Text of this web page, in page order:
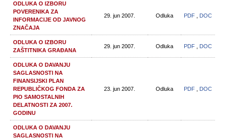
ODLUKA O IZBORU
POVERENIKA ZA
INFORMACIJE OD JAVNOG
ZNAČAJA
29. jun 2007. Odluka PDF DOC
ODLUKA O IZBORU
ZAŠTITNIKA GRAĐANA
29. jun 2007. Odluka PDF DOC
ODLUKA O DAVANJU
SAGLASNOSTI NA
FINANSIJSKI PLAN
REPUBLIČKOG FONDA ZA
PIO SAMOSTALNIH
DELATNOSTI ZA 2007.
GODINU
23. jun 2007. Odluka PDF DOC
ODLUKA O DAVANJU
SAGLASNOSTI NA